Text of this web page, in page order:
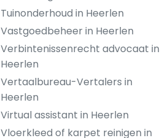
Tuinonderhoud in Heerlen
Vastgoedbeheer in Heerlen
Verbintenissenrecht advocaat in
Heerlen
Vertaalbureau-Vertalers in
Heerlen
Virtual assistant in Heerlen
Vloerkleed of karpet reinigen in